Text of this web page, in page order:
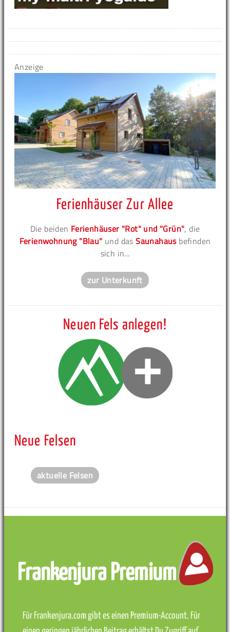
Anzeige
Ferienhäuser Zur Allee
Die beiden Ferienhäuser "Rot" und "Grün", die
Ferienwohnung "Blau" und dasSaunahausbefinden
sich in...
zur Unterkunft
Neuen Fels anlegen!
Neue Felsen
aktuelle Felsen
Frankenjura Premium
Für Frankenjura.com gibt es einen Premium-Account. Für